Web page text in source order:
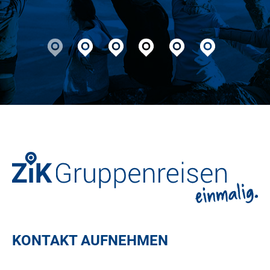
KONTAKT AUFNEHMEN